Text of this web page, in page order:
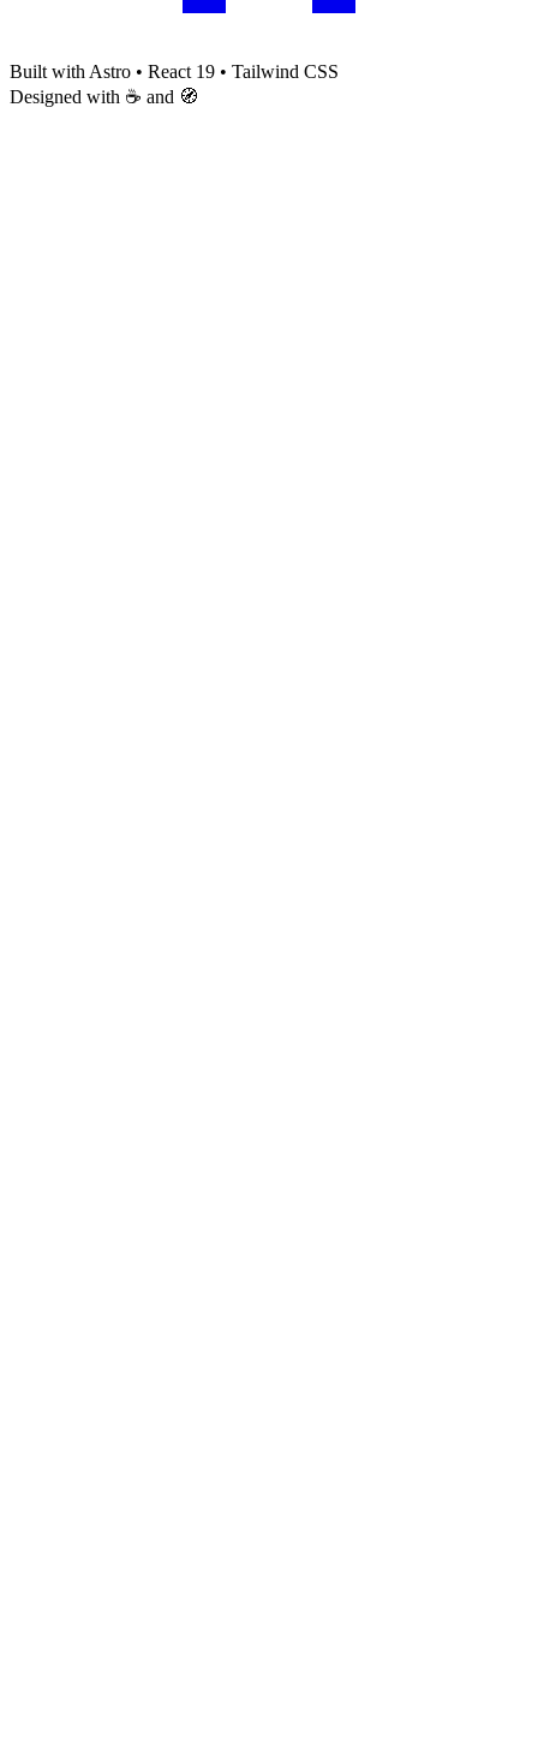
Built with Astro • React 19 • Tailwind CSS
Designed with ☕ and 🧭